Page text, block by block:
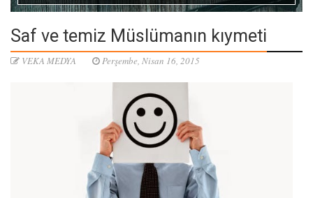
Saf ve temiz Müslümanın kıymeti
VEKA MEDYA Perşembe, Nisan 16, 2015